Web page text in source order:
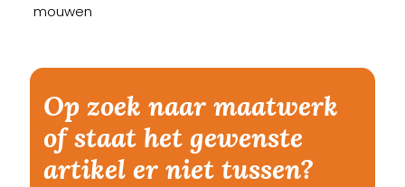
mouwen
Op zoek naar maatwerk
of staat het gewenste
artikel er niet tussen?